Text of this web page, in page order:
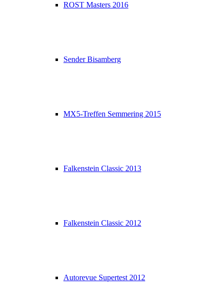
ROST Masters 2016
Sender Bisamberg
MX5-Treffen Semmering 2015
Falkenstein Classic 2013
Falkenstein Classic 2012
Autorevue Supertest 2012